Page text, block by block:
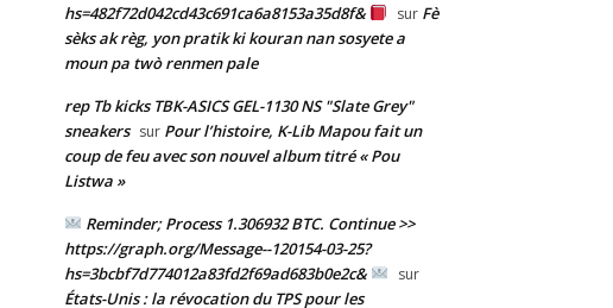
hs=482f72d042cd43c691ca6a8153a35d8f&
sur Fè
sèks ak règ, yon pratik ki kouran nan sosyete a
moun pa twò renmen pale
rep Tb kicks TBK-ASICS GEL-1130 NS "Slate Grey"
sneakers sur Pour l’histoire, K-Lib Mapou fait un
coup de feu avec son nouvel album titré « Pou
Listwa »
Reminder; Process 1.306932 BTC. Continue >>
https://graph.org/Message--120154-03-25?
hs=3bcbf7d774012a83fd2f69ad683b0e2c&
sur
États-Unis : la révocation du TPS pour les